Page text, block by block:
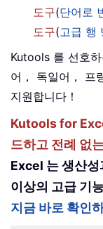
도구(단어로
도구(고급 행
Kutools 를 선호
어， 독일어， 프
지원합니다！
Kutools for
드하고 전례 없
Excel 는 생산
이상의 고급 기
지금 바로 확인